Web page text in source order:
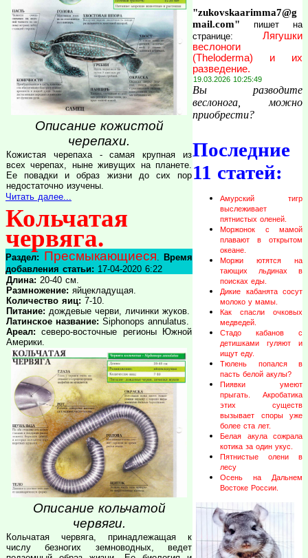
Описание кожистой
черепахи.
Кожистая черепаха - самая крупная из
всех черепах, ныне живущих на планете.
Ее повадки и образ жизни до сих пор
недостаточно изучены.
Читать далее...
Кольчатая
червяга.
Раздел: Пресмыкающиеся .Время
добавления статьи: 17-04-2020 6:22
Длина: 20-40 см.
Размножение: яйцекладущая.
Количество яиц: 7-10.
Питание: дождевые черви, личинки жуков.
Латинское название: Siphonops annulatus.
Ареал: северо-восточные регионы Южной
Америки.
Описание кольчатой
червяги.
Кольчатая червяга, принадлежащая к
числу безногих земноводных, ведет
"zukovskaarimma7@g
mail.com" пишет на
странице: Лягушки
веслоноги
(Theloderma) и их
разведение.
19.03.2026 10:25:49
Вы разводите
веслонога, можно
приобрести?
Последние
11 статей:
Амурский тигр
выслеживает
пятнистых оленей.
Моржонок с мамой
плавают в открытом
океане.
Моржи ютятся на
тающих льдинах в
поисках еды.
Дикие кабанята сосут
молоко у мамы.
Как спасли очковых
медведей.
Стадо кабанов с
детишками гуляют и
ищут еду.
Тюлень попался в
пасть белой акулы?
Пиявки умеют
прыгать. Акробатика
этих существ
вызывает споры уже
более ста лет.
Белая акула сожрала
котика за один укус.
Пятнистые олени в
лесу
Осень на Дальнем
Востоке России.